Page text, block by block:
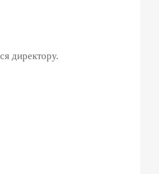
директору.